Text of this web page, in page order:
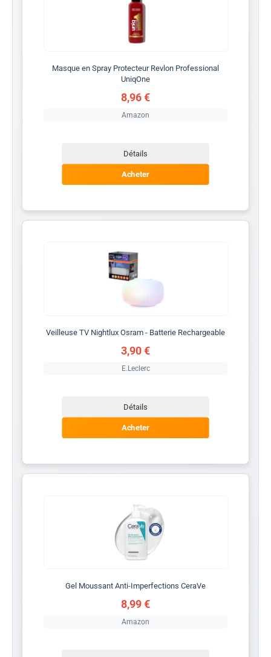
Masque en Spray Protecteur Revlon Professional
UniqOne
8,96 €
Amazon
Détails
Acheter
Veilleuse TV Nightlux Osram - Batterie Rechargeable
3,90 €
E.Leclerc
Détails
Acheter
Gel Moussant Anti-Imperfections CeraVe
8,99 €
Amazon